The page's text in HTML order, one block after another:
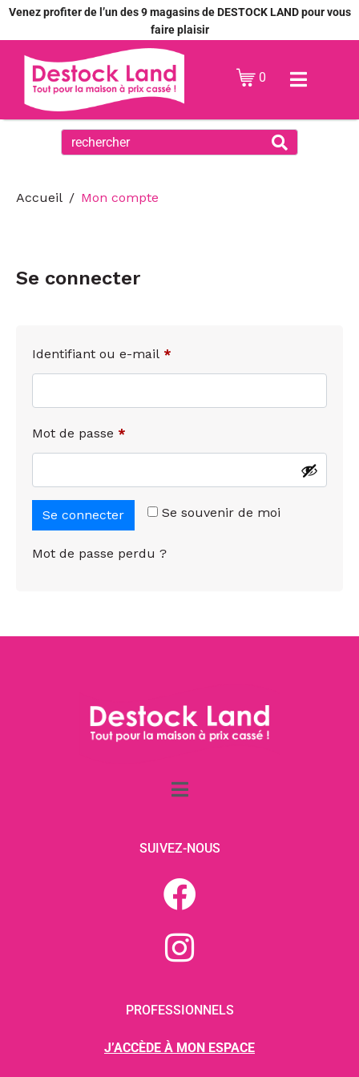
Venez profiter de l’un des 9 magasins de DESTOCK LAND pour vous
faire plaisir
0
Accueil Mon compte
Se connecter
Identifiant ou e-mail *
Mot de passe *
Se souvenir de moi
Se connecter
Mot de passe perdu ?
SUIVEZ-NOUS
PROFESSIONNELS
J’ACCÈDE À MON ESPACE